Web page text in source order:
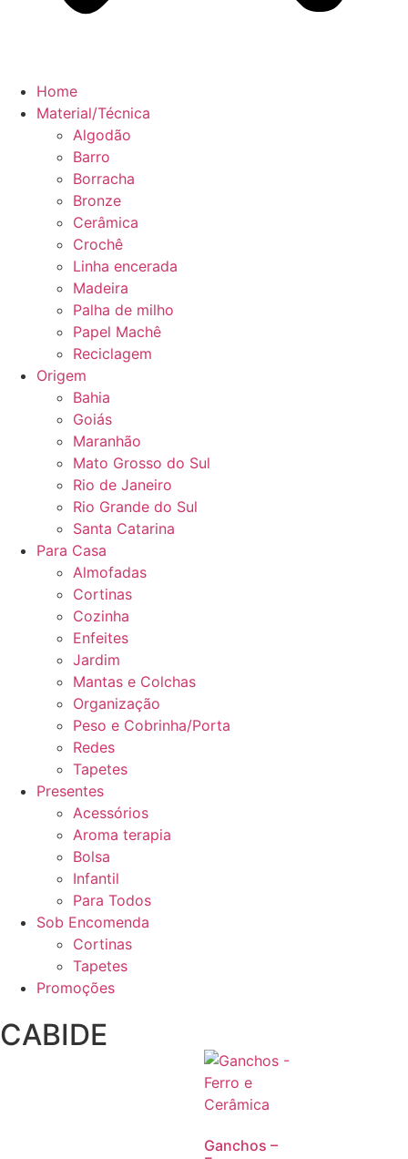
Home
Material/Técnica
Algodão
Barro
Borracha
Bronze
Cerâmica
Crochê
Linha encerada
Madeira
Palha de milho
Papel Machê
Reciclagem
Origem
Bahia
Goiás
Maranhão
Mato Grosso do Sul
Rio de Janeiro
Rio Grande do Sul
Santa Catarina
Para Casa
Almofadas
Cortinas
Cozinha
Enfeites
Jardim
Mantas e Colchas
Organização
Peso e Cobrinha/Porta
Redes
Tapetes
Presentes
Acessórios
Aroma terapia
Bolsa
Infantil
Para Todos
Sob Encomenda
Cortinas
Tapetes
Promoções
CABIDE
Ganchos –